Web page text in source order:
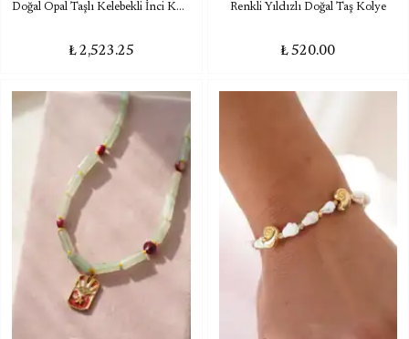
Doğal Opal Taşlı Kelebekli İnci Kolye
₺ 2,523.25
Renkli Yıldızlı Doğal Taş Kolye
₺ 520.00